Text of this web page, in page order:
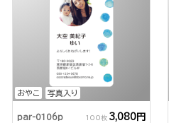
おやこ 写真入り
par-0106p 100枚 3,080円